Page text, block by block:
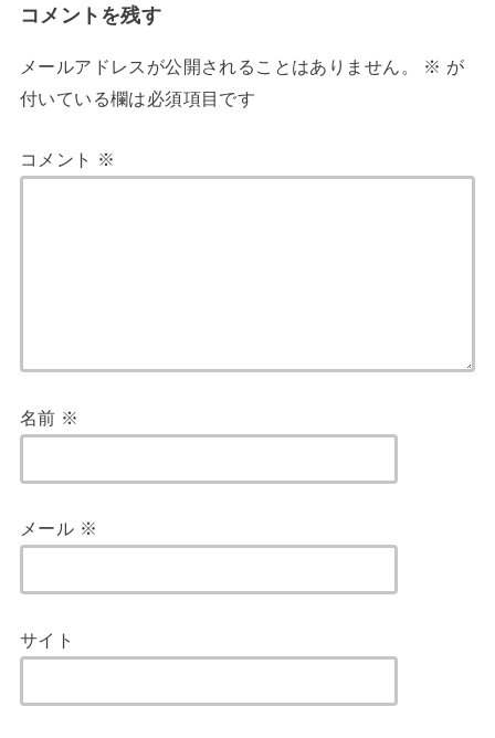
コメントを残す
メールアドレスが公開されることはありません。 ※ が
付いている欄は必須項目です
コメント ※
名前 ※
メール ※
サイト